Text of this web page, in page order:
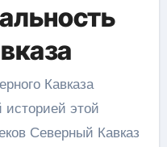
Кавказа
историей этой
Северный Кавказ